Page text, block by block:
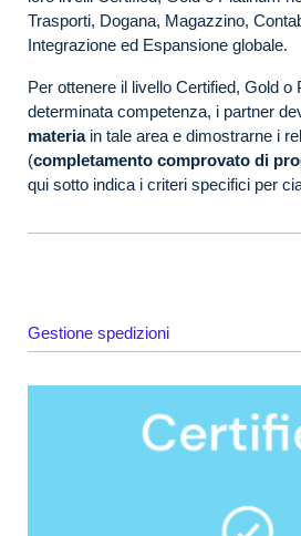
Trasporti, Dogana, Magazzino,
Integrazione ed Espansione globale.
Per ottenere il livello Certified, Gold o
determinata competenza, i partner
materiain tale area e dimostrarne i
(completamento comprovato di
qui sotto indica i criteri specifici per
Gestione spedizioni